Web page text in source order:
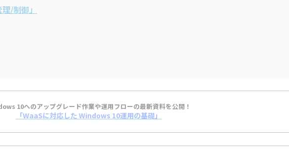
/制御」
10へのアップグレード作業や運用フローの最新資料を公開！
「WaaSに対応した Windows 10運用の基礎」